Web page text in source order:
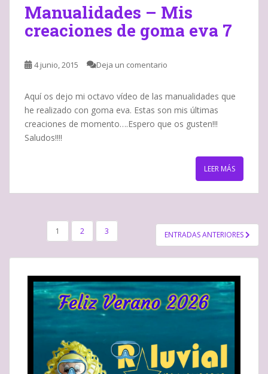
Manualidades – Mis
creaciones de goma eva 7
4 junio, 2015 Deja un comentario
Aquí os dejo mi octavo vídeo de las manualidades que
he realizado con goma eva. Estas son mis últimas
creaciones de momento….Espero que os gusten!!!
Saludos!!!!
LEER MÁS
NAVEGACIÓN
ENTRADAS
1 2 3 ENTRADAS ANTERIORES